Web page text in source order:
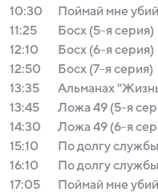
10:30
Поймай мне
11:25
Босх (5-я серия)
12:10
Босх (6-я серия)
12:50
Босх (7-я серия)
13:35
Альманах
13:45
Ложа 49 (5-я
14:30
Ложа 49 (6-я
15:10
По долгу
16:10
По долгу
17:05
Поймай мне